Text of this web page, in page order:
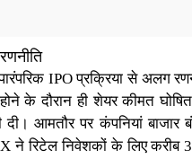
IPO प्रक्रिया से अलग
के दौरान ही शेयर कीमत
दी। आमतौर पर कंपनियां बाजार
ने रिटेल निवेशकों के लिए करीब